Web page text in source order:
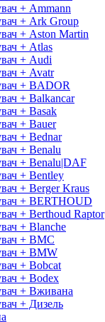
+ Ammann
+ Ark Group
+ Aston Martin
+ Atlas
+ Audi
+ Avatr
+ BADOR
+ Balkancar
+ Basak
+ Bauer
+ Bednar
+ Benalu
+ Benalu|DAF
+ Bentley
+ Berger Kraus
+ BERTHOUD
+ Berthoud Raptor
+ Blanche
+ BMC
+ BMW
+ Bobcat
+ Bodex
+ Вживана
+ Дизель